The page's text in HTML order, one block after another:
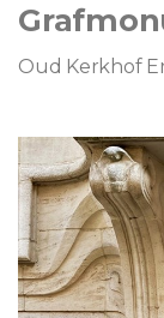
Oud Kerkhof